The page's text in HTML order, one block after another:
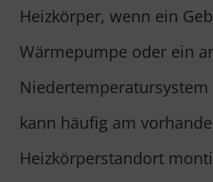
Heizkörper, wenn ein
Wärmepumpe oder ein
kann häufig am
Heizkörperstandort